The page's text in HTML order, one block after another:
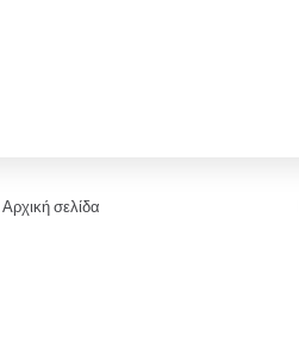
Αρχική σελίδα